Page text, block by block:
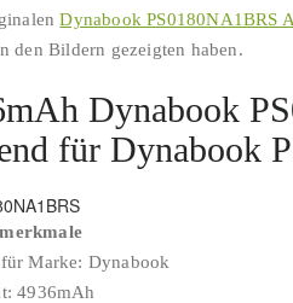
Dynabook PS0180NA1BRS
den Bildern gezeigten haben.
Dynabook
für Dynabook
für Marke: Dynabook
4936mAh